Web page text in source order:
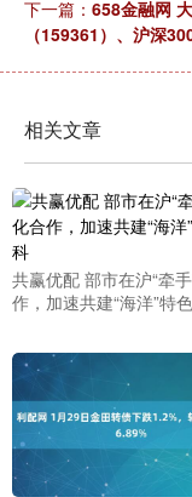
下一篇： 658金融网
（159361）、沪深
相关文章
共赢优配 部市在沪“牵
作，加速共建“海洋”特